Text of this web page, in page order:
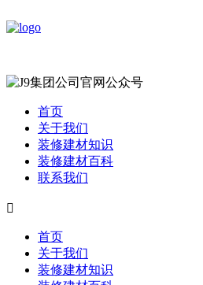
首页
关于我们
装修建材知识
装修建材百科
联系我们

首页
关于我们
装修建材知识